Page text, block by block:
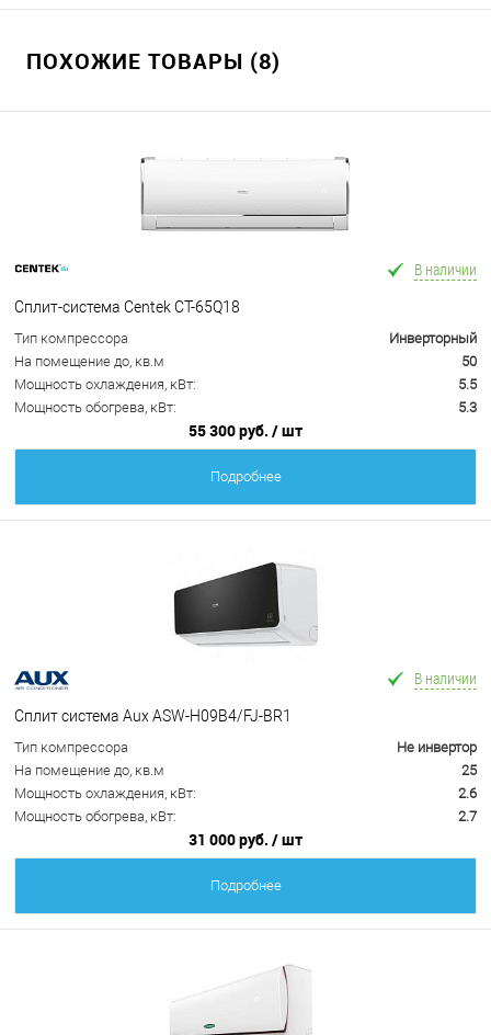
ПОХОЖИЕ ТОВАРЫ (8)
В наличии
Сплит-система Centek CT-65Q18
Тип компрессора
Инверторный
На помещение до, кв.м
50
Мощность охлаждения, кВт:
5.5
Мощность обогрева, кВт:
5.3
55 300 руб. / шт
Подробнее
В наличии
Сплит система Aux ASW-H09B4/FJ-BR1
Тип компрессора
Не инвертор
На помещение до, кв.м
25
Мощность охлаждения, кВт:
2.6
Мощность обогрева, кВт:
2.7
31 000 руб. / шт
Подробнее